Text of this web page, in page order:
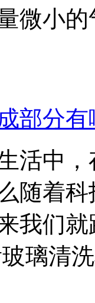
微小
部分有
活中
随着
我们
璃清